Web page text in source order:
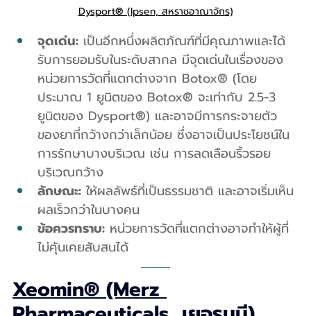
Dysport® (Ipsen, สหราชอาณาจักร)
จุดเด่น: เป็นอีกหนึ่งผลิตภัณฑ์ที่มีคุณภาพและได้
รับการยอมรับในระดับสากล มีจุดเด่นในเรื่องของ
หน่วยการวัดที่แตกต่างจาก Botox® (โดย
ประมาณ 1 ยูนิตของ Botox® จะเท่ากับ 2.5-3
ยูนิตของ Dysport®) และอาจมีการกระจายตัว
ของยาที่กว้างกว่าเล็กน้อย ซึ่งอาจเป็นประโยชน์ใน
การรักษาบางบริเวณ เช่น การลดเลือนริ้วรอย
บริเวณกว้าง
ลักษณะ: ให้ผลลัพธ์ที่เป็นธรรมชาติ และอาจเริ่มเห็น
ผลเร็วกว่าในบางคน
ข้อควรทราบ: หน่วยการวัดที่แตกต่างอาจทำให้ผู้ที่
ไม่คุ้นเคยสับสนได้
Xeomin® (Merz